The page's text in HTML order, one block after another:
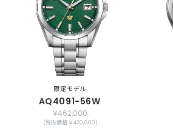
限定モデル
AQ4091-56W
￥462,000
(税抜価格 ￥420,000)